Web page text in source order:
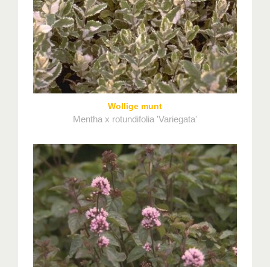
Wollige munt
Mentha x rotundifolia 'Variegata'